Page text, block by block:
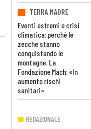
TERRA MADRE
Eventi estremi e crisi
climatica: perché le
zecche stanno
conquistando le
montagne. La
Fondazione Mach: «In
aumento rischi
sanitari»